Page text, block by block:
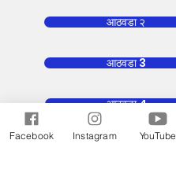
आठवडा २
आठवडा 3
आठवडा 4
Facebook Instagram YouTube